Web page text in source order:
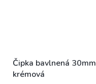
Čipka bavlnená 30mm
krémová